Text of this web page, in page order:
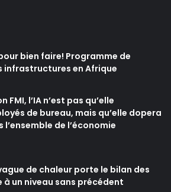
bien faire! Programme de
infrastructures en Afrique
FMI, l’IA n’est pas qu’elle
de bureau, mais qu’elle dopera
de l’économie
de chaleur porte le bilan des
à un niveau sans précédent